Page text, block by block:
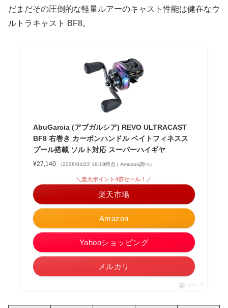
だまだその圧倒的な軽量ルアーのキャスト性能は健在なウ
ルトラキャスト BF8。
AbuGarcia (アブガルシア) REVO ULTRACAST
BF8 右巻き カーボンハンドル ベイトフィネスス
プール搭載 ソルト対応 スーパーハイギヤ
¥27,140 （2026/04/22 19:19時点 | Amazon調べ）
Amazon
＼楽天ポイント4倍セール！／
楽天市場
Yahooショッピング
メルカリ
ポチップ